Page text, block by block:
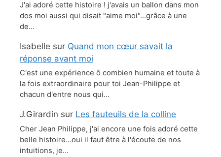
J'ai adoré cette histoire ! j'avais un ballon dans mon
dos moi aussi qui disait "aime moi"...grâce à une
de…
Isabelle sur Quand mon cœur savait la
réponse avant moi
C'est une expérience ô combien humaine et toute à
la fois extraordinaire pour toi Jean-Philippe et
chacun d'entre nous qui…
J.Girardin sur Les fauteuils de la colline
Cher Jean Philippe, j'ai encore une fois adoré cette
belle histoire...oui il faut être à l'écoute de nos
intuitions, je…